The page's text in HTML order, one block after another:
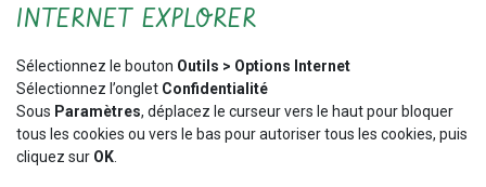
INTERNET EXPLORER
Sélectionnez le bouton Outils > Options Internet
Sélectionnez l’onglet Confidentialité
Sous Paramètres, déplacez le curseur vers le haut pour bloquer
tous les cookies ou vers le bas pour autoriser tous les cookies, puis
cliquez sur OK